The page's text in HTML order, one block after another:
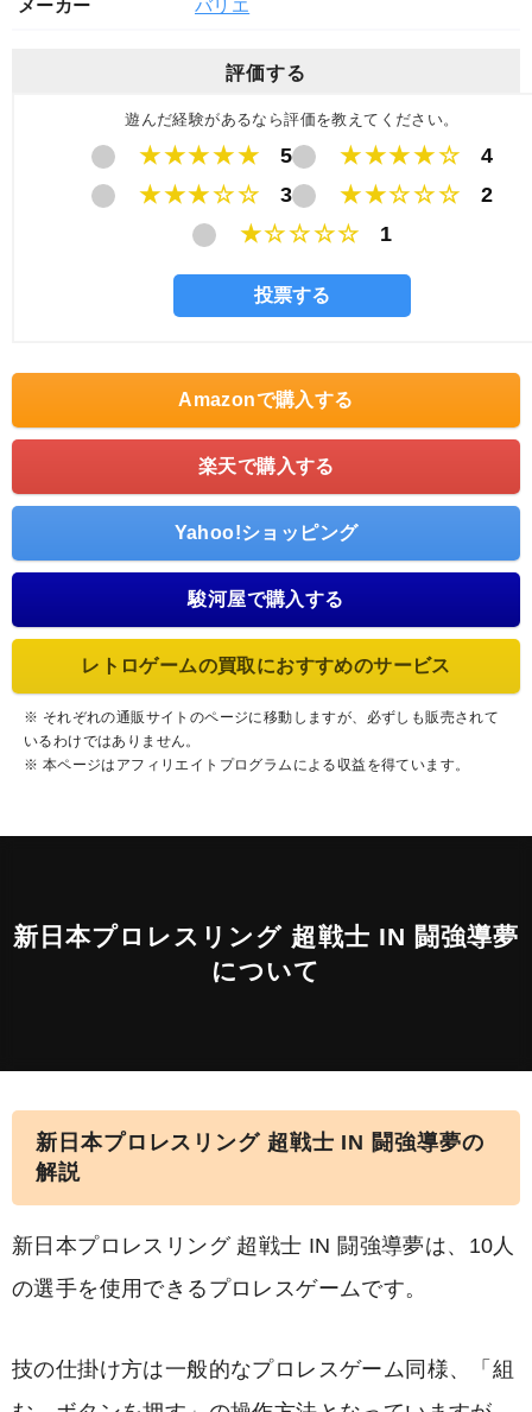
メーカー バリエ
評価する
遊んだ経験があるなら評価を教えてください。
★★★★★ 5 ★★★★☆
4
★★★☆☆
3 ★★☆☆☆
2
★☆☆☆☆
1
Amazonで購入する
楽天で購入する
Yahoo!ショッピング
駿河屋で購入する
レトロゲームの買取におすすめのサービス
※ それぞれの通販サイトのページに移動しますが、必ずしも販売されて
いるわけではありません。
※ 本ページはアフィリエイトプログラムによる収益を得ています。
新日本プロレスリング 超戦士 IN 闘強導夢
について
新日本プロレスリング 超戦士 IN 闘強導夢の
解説
新日本プロレスリング 超戦士 IN 闘強導夢は、10人
の選手を使用できるプロレスゲームです。
技の仕掛け方は一般的なプロレスゲーム同様、「組